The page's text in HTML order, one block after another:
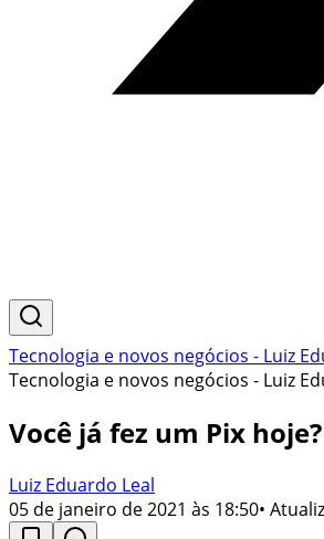
Tecnologia e novos negócios - Luiz
Tecnologia e novos negócios - Luiz
Você já fez um Pix hoje?
Luiz Eduardo Leal
05 de janeiro de 2021 às 18:50•